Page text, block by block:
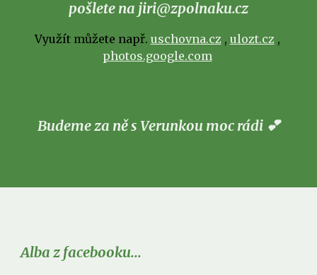
pošlete na jiri@zpolnaku.cz
Využít můžete např. uschovna.cz , ulozt.cz
photos.google.com
Budeme za ně s Verunkou moc rádi 💕
Alba z facebooku...